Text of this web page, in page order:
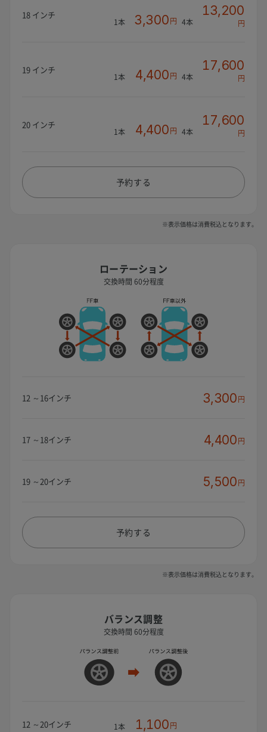
18 インチ
1本 3,300円 4本
13,200
円
19 インチ
1本 4,400円 4本
17,600
円
20 インチ
1本 4,400円 4本
17,600
円
予約する
※表示価格は消費税込となります。
ローテーション
交換時間 60分程度
12 ～16インチ 3,300円
17 ～18インチ 4,400円
19 ～20インチ 5,500円
予約する
※表示価格は消費税込となります。
バランス調整
交換時間 60分程度
12 ～20インチ 1本 1,100円